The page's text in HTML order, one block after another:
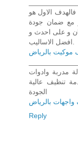
الاول هو
مع ضمان جودة
و على احدث و
موكيت بالرياض
مدربة وادوات
تنظيف عالية
الجودة
بالرياض
Reply